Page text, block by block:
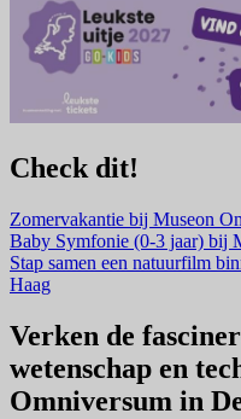
Check dit!
Zomervakantie bij Museon
Baby Symfonie (0-3 jaar) bij
Stap samen een natuurfilm
Haag
Verken de
wetenschap en
Omniversum in